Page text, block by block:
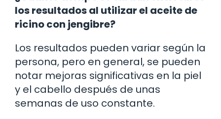
los resultados al utilizar el aceite de
ricino con jengibre?
Los resultados pueden variar según la
persona, pero en general, se pueden
notar mejoras significativas en la piel
y el cabello después de unas
semanas de uso constante.